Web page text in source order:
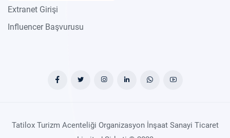
Extranet Girişi
Influencer Başvurusu
Tatilox Turizm Acenteliği Organizasyon İnşaat Sanayi Ticaret